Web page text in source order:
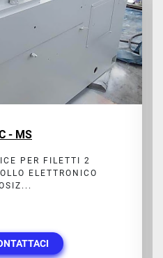
- MS
PER FILETTI 2
ELETTRONICO